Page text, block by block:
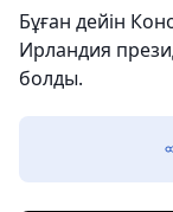
Бұған дейін
Ирландия
болды.